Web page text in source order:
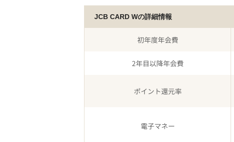
JCB CARD Wの詳細情報
初年度年会費
2年目以降年会費
ポイント還元率
電子マネー